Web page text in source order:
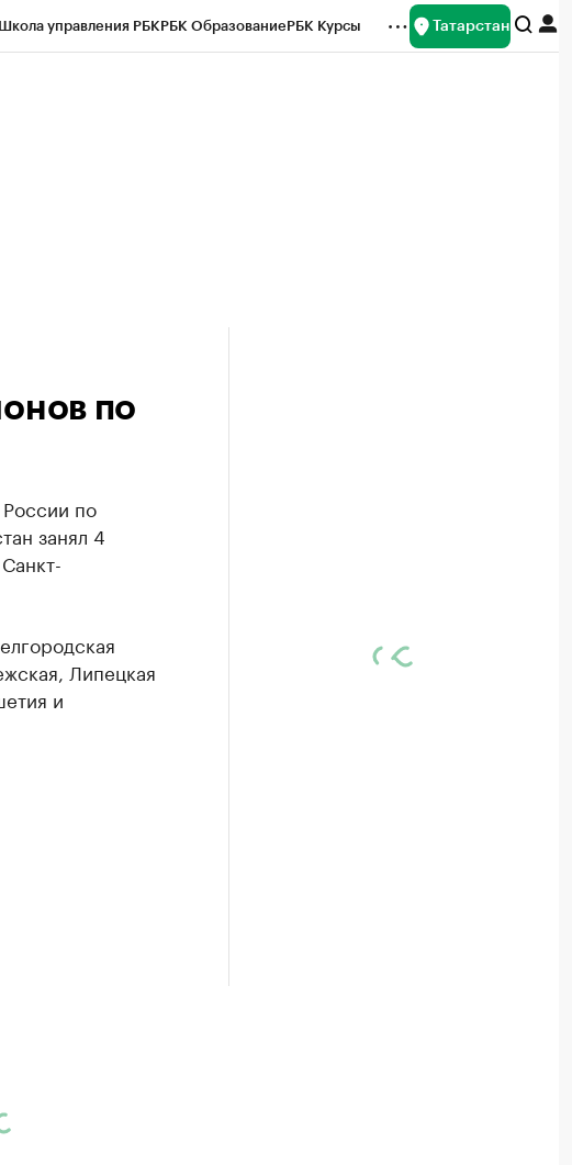
Школа управления РБКРБК ОбразованиеРБК Курсы Татарстан
по
по
занял 4
Липецкая
и